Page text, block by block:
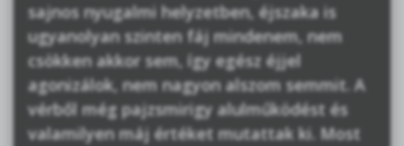
sajnos nyugalmi helyzetben, éjszaka is
ugyanolyan szinten fáj mindenem, nem
csökken akkor sem, így egész éjjel
agonizálok, nem nagyon alszom semmit. A
vérből még pajzsmirigy alulműködést és
valamilyen máj értéket mutattak ki. Most